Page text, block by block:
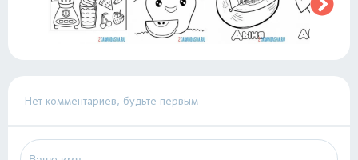
Нет комментариев, будьте первым